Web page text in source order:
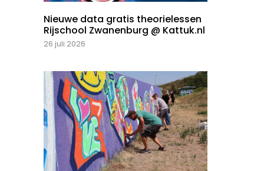
Nieuwe data gratis theorielessen
Rijschool Zwanenburg @ Kattuk.nl
26 juli 2026